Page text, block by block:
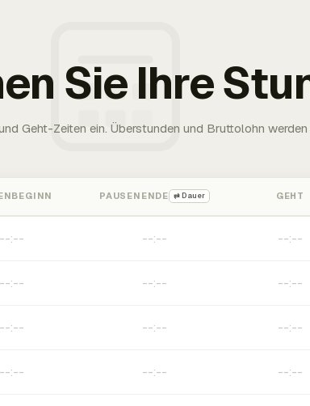
Sie Ihre
Geht-Zeiten ein. Überstunden und Bruttolohn
PAUSENENDE ⇄ Dauer GEHT